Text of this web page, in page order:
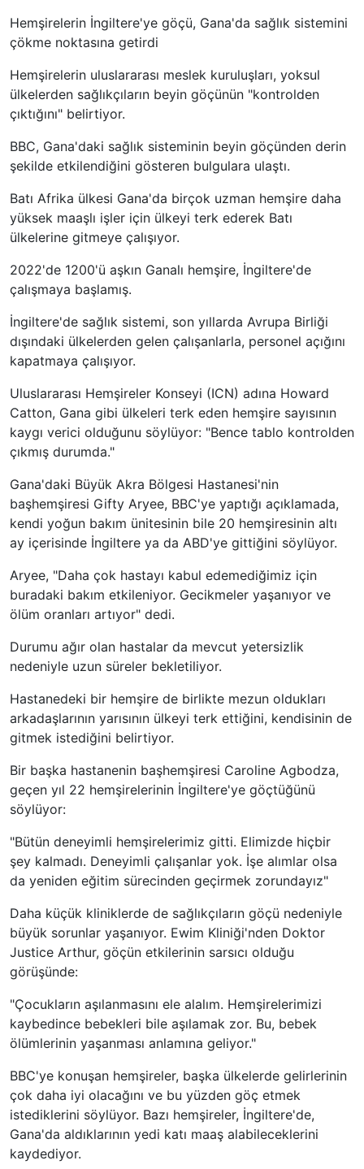
Hemşirelerin İngiltere'ye göçü, Gana'da sağlık sistemini
çökme noktasına getirdi
Hemşirelerin uluslararası meslek kuruluşları, yoksul
ülkelerden sağlıkçıların beyin göçünün "kontrolden
çıktığını" belirtiyor.
BBC, Gana'daki sağlık sisteminin beyin göçünden derin
şekilde etkilendiğini gösteren bulgulara ulaştı.
Batı Afrika ülkesi Gana'da birçok uzman hemşire daha
yüksek maaşlı işler için ülkeyi terk ederek Batı
ülkelerine gitmeye çalışıyor.
2022'de 1200'ü aşkın Ganalı hemşire, İngiltere'de
çalışmaya başlamış.
İngiltere'de sağlık sistemi, son yıllarda Avrupa Birliği
dışındaki ülkelerden gelen çalışanlarla, personel açığını
kapatmaya çalışıyor.
Uluslararası Hemşireler Konseyi (ICN) adına Howard
Catton, Gana gibi ülkeleri terk eden hemşire sayısının
kaygı verici olduğunu söylüyor: "Bence tablo kontrolden
çıkmış durumda."
Gana'daki Büyük Akra Bölgesi Hastanesi'nin
başhemşiresi Gifty Aryee, BBC'ye yaptığı açıklamada,
kendi yoğun bakım ünitesinin bile 20 hemşiresinin altı
ay içerisinde İngiltere ya da ABD'ye gittiğini söylüyor.
Aryee, "Daha çok hastayı kabul edemediğimiz için
buradaki bakım etkileniyor. Gecikmeler yaşanıyor ve
ölüm oranları artıyor" dedi.
Durumu ağır olan hastalar da mevcut yetersizlik
nedeniyle uzun süreler bekletiliyor.
Hastanedeki bir hemşire de birlikte mezun oldukları
arkadaşlarının yarısının ülkeyi terk ettiğini, kendisinin de
gitmek istediğini belirtiyor.
Bir başka hastanenin başhemşiresi Caroline Agbodza,
geçen yıl 22 hemşirelerinin İngiltere'ye göçtüğünü
söylüyor:
"Bütün deneyimli hemşirelerimiz gitti. Elimizde hiçbir
şey kalmadı. Deneyimli çalışanlar yok. İşe alımlar olsa
da yeniden eğitim sürecinden geçirmek zorundayız"
Daha küçük kliniklerde de sağlıkçıların göçü nedeniyle
büyük sorunlar yaşanıyor. Ewim Kliniği'nden Doktor
Justice Arthur, göçün etkilerinin sarsıcı olduğu
görüşünde:
"Çocukların aşılanmasını ele alalım. Hemşirelerimizi
kaybedince bebekleri bile aşılamak zor. Bu, bebek
ölümlerinin yaşanması anlamına geliyor."
BBC'ye konuşan hemşireler, başka ülkelerde gelirlerinin
çok daha iyi olacağını ve bu yüzden göç etmek
istediklerini söylüyor. Bazı hemşireler, İngiltere'de,
Gana'da aldıklarının yedi katı maaş alabileceklerini
kaydediyor.